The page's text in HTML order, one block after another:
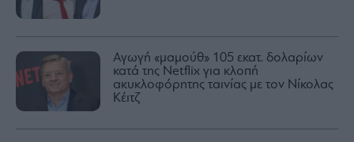
Αγωγή «μαμούθ» 105 εκατ. δολαρίων
κατά της Netflix για κλοπή
ακυκλοφόρητης ταινίας με τον Νίκολας
Κέιτζ